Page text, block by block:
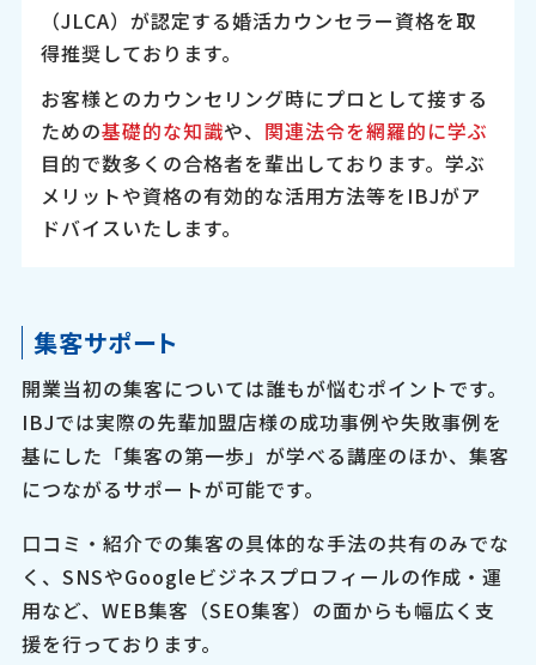
（JLCA）が認定する婚活カウンセラー資格を取
得推奨しております。
お客様とのカウンセリング時にプロとして接する
ための基礎的な知識や、 関連法令を網羅的に学ぶ
目的で数多くの合格者を輩出しております。学ぶ
メリットや資格の有効的な活用方法等をIBJがア
ドバイスいたします。
集客サポート
開業当初の集客については誰もが悩むポイントです。
IBJでは実際の先輩加盟店様の成功事例や失敗事例を
基にした「集客の第一歩」が学べる講座のほか、集客
につながるサポートが可能です。
口コミ・紹介での集客の具体的な手法の共有のみでな
く、SNSやGoogleビジネスプロフィールの作成・運
用など、WEB集客（SEO集客）の面からも幅広く支
援を行っております。